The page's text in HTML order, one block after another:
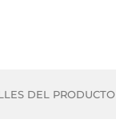
DEL PRODUCTO